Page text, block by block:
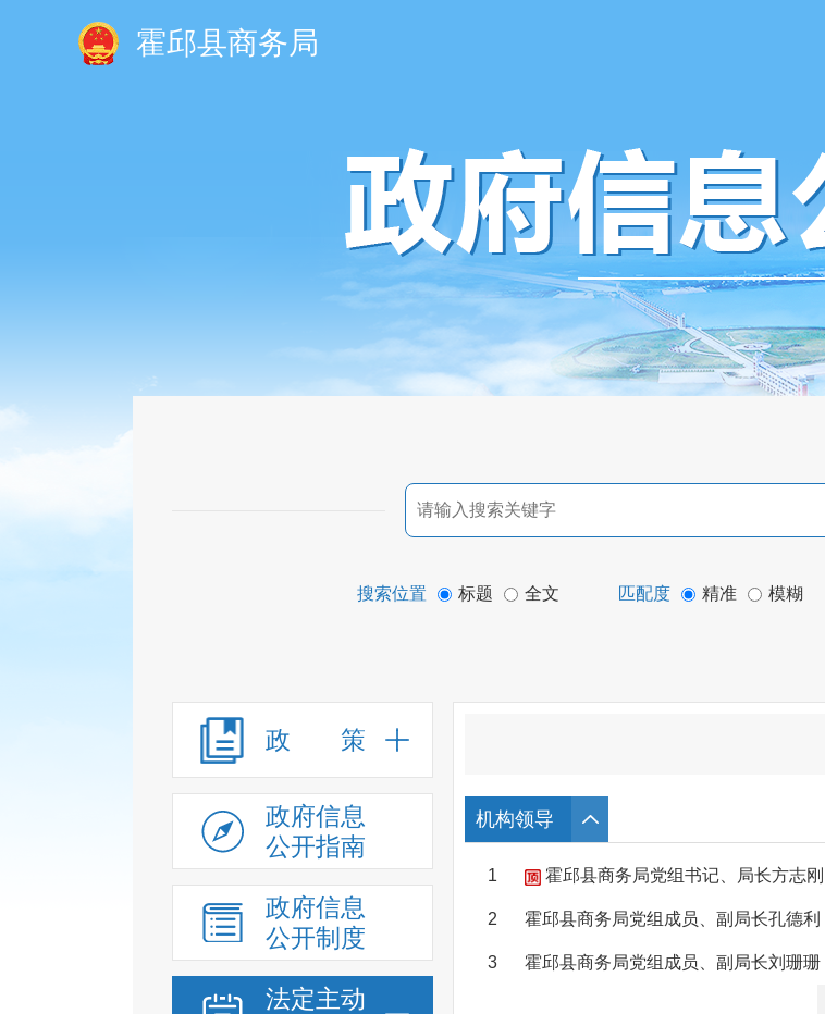
霍邱县商务局
搜索位置 标题 全文 匹配度 精准 模糊
政 策
政府信息
公开指南
政府信息
公开制度
法定主动
机构领导
1 霍邱县商务局党组书记、局长方志刚
2 霍邱县商务局党组成员、副局长孔德利
3 霍邱县商务局党组成员、副局长刘珊珊